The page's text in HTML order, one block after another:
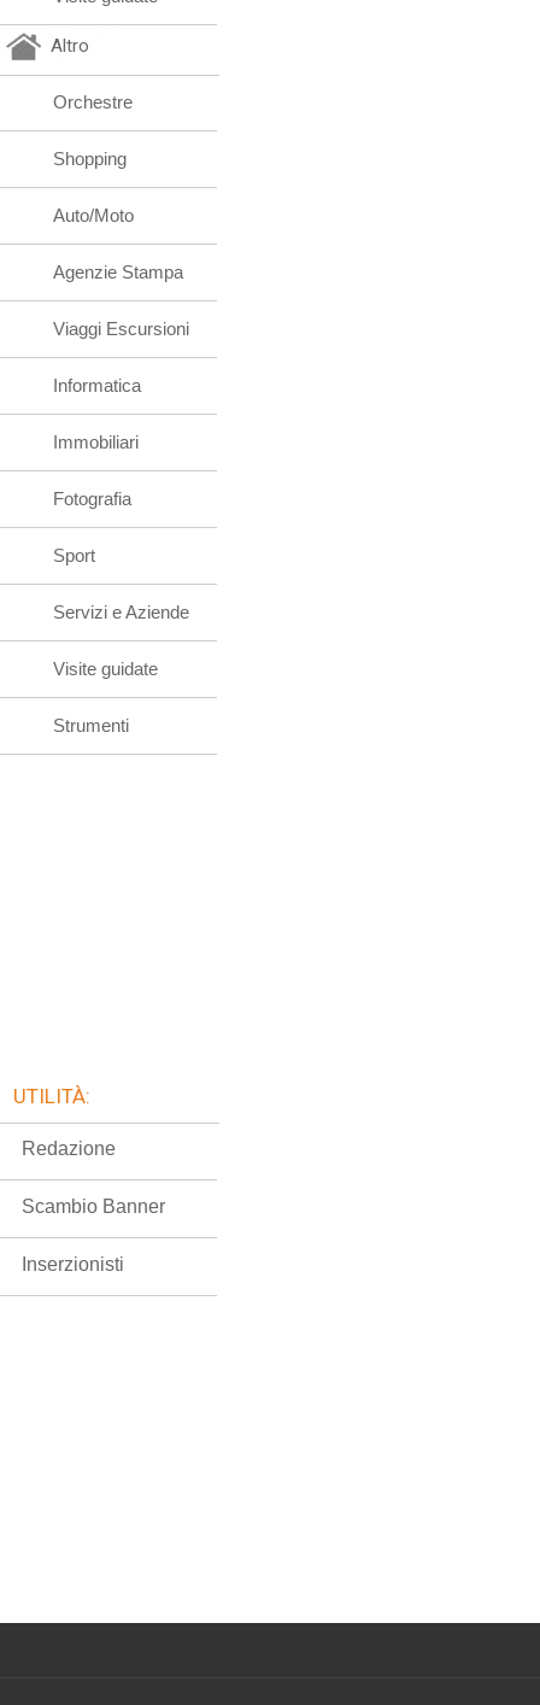
Altro
Orchestre
Shopping
Auto/Moto
Agenzie Stampa
Viaggi Escursioni
Informatica
Immobiliari
Fotografia
Sport
Servizi e Aziende
Visite guidate
Strumenti
UTILITÀ:
Redazione
Scambio Banner
Inserzionisti